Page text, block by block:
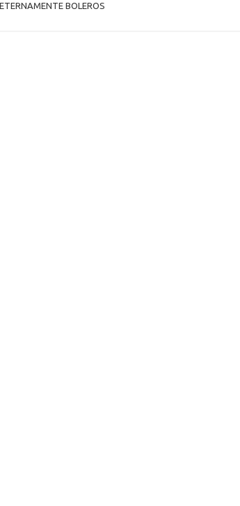
ETERNAMENTE BOLEROS